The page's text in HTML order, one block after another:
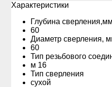
Xарактеристики
Глубина сверления,мм
60
Диаметр сверления,
60
Тип резьбового
м 16
Тип сверления
сухой